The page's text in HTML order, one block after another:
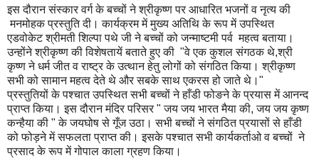
इस दौरान संस्कार वर्ग के बच्चों ने श्रीकृष्ण पर आधारित भजनों व नृत्य की
मनमोहक प्रस्तुति दी। कार्यक्रम में मुख्य अतिथि के रूप में उपस्थित
एडवोकेट श्रीमती शिल्पा पथे जी ने बच्चों को जन्माष्टमी पर्व महत्व बताया।
उन्होंने श्रीकृष्ण की विशेषतायें बताते हुए की "वे एक कुशल संगठक थे,श्री
कृष्ण ने धर्म जीत व राष्ट्र के उत्थान हेतु लोगों को संगठित किया। श्रीकृष्ण
सभी को सामान महत्व देते थे और सबके साथ एकरस हो जाते थे।"
प्रस्तुतियों के पश्चात उपस्थित सभी बच्चों ने हाँडी फोङने के प्रयास में आनन्द
प्राप्त किया। इस दौरान मंदिर परिसर " जय जय भारत मैया की, जय जय कृष्ण
कन्हैया की " के जयघोष से गूँज उठा। सभी बच्चों ने संगठित प्रयासों से हाँडी
को फोड़ने में सफलता प्राप्त की। इसके पश्चात सभी कार्यकर्ताओ व बच्चों ने
प्रसाद के रूप में गोपाल काला ग्रहण किया।